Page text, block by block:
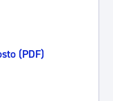
(PDF)